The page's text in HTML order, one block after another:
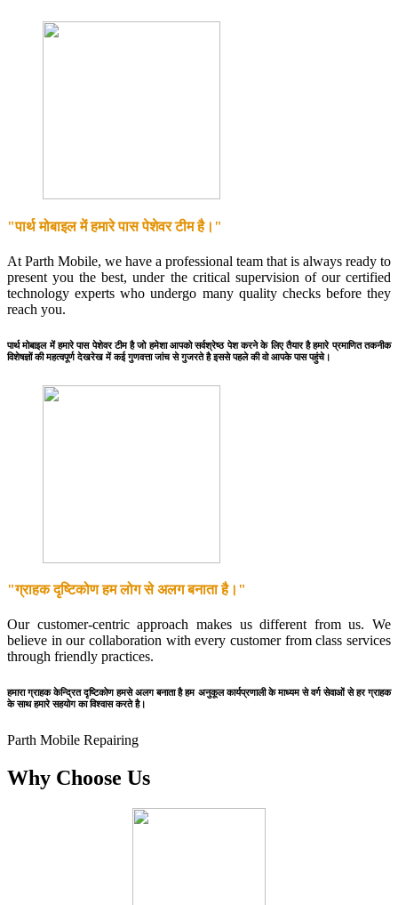
"पार्थ मोबाइल में हमारे पास पेशेवर टीम है।"
At Parth Mobile, we have a professional team that is always ready to
present you the best, under the critical supervision of our certified
technology experts who undergo many quality checks before they
reach you.
पार्थ मोबाइल में हमारे पास पेशेवर टीम है जो हमेशा आपको सर्वश्रेष्ठ पेश करने के लिए तैयार है हमारे प्रमाणित तकनीक
विशेषज्ञों की महत्वपूर्ण देखरेख में कई गुणवत्ता जांच से गुजरते है इससे पहले की वो आपके पास पहुंचे।
"ग्राहक दृष्टिकोण हम लोग से अलग बनाता है।"
Our customer-centric approach makes us different from us. We
believe in our collaboration with every customer from class services
through friendly practices.
हमारा ग्राहक केन्द्रित दृष्टिकोण हमसे अलग बनाता है हम अनुकूल कार्यप्रणाली के माध्यम से वर्ग सेवाओं से हर ग्राहक
के साथ हमारे सहयोग का विश्वास करते है।
Parth Mobile Repairing
Why Choose Us